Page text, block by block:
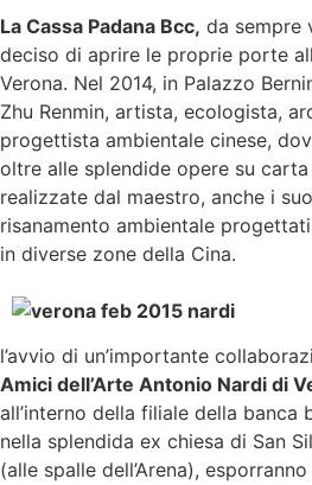
La Cassa Padana Bcc, da sempre
deciso di aprire le proprie porte
Verona. Nel 2014, in Palazzo
Zhu Renmin, artista, ecologista,
progettista ambientale cinese,
oltre alle splendide opere su
realizzate dal maestro, anche i
risanamento ambientale
in diverse zone della Cina.
l’avvio di un’importante
Amici dell’Arte Antonio Nardi di
all’interno della filiale della banca
nella splendida ex chiesa di San
(alle spalle dell’Arena),